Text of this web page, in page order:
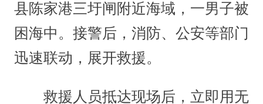
县陈家港三圩闸附近海域，一男子被
困海中。接警后，消防、公安等部门
迅速联动，展开救援。
救援人员抵达现场后，立即用无